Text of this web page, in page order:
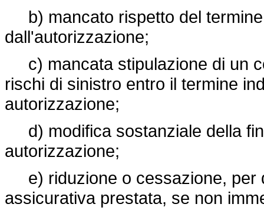
b) mancato rispetto del termine
dall'autorizzazione;
c) mancata stipulazione di un
rischi di sinistro entro il termine
autorizzazione;
d) modifica sostanziale della
autorizzazione;
e) riduzione o cessazione, per
assicurativa prestata, se non